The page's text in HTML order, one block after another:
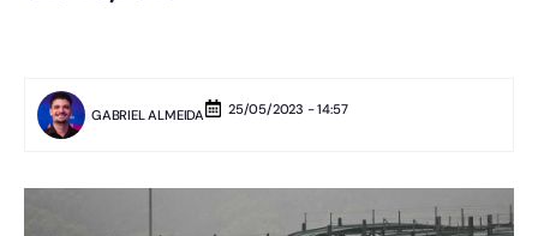
GABRIEL ALMEIDA 25/05/2023 - 14:57